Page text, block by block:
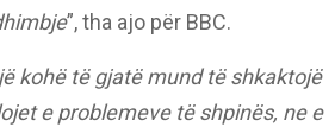
”, tha ajo për BBC.
kohë të gjatë mund të shkaktojë
e problemeve të shpinës, ne e